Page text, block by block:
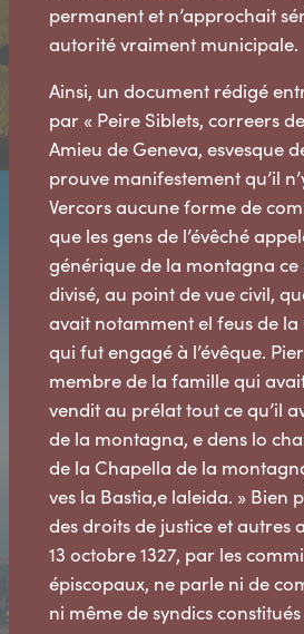
permanent et n’approchait
autorité vraiment municipale.
Ainsi, un document rédigé
par « Peire Siblets, correers
Amieu de Geneva, esvesque
prouve manifestement qu’il
Vercors aucune forme de
que les gens de l’évêché
générique de la montagna ce
divisé, au point de vue civil,
avait notamment el feus de
qui fut engagé à l’évêque.
membre de la famille qui
vendit au prélat tout ce qu’il
de la montagna, e dens lo
de la Chapella de la
ves la Bastia,e laleida. » Bien
des droits de justice et autres
13 octobre 1327, par les
épiscopaux, ne parle ni de
ni même de syndics